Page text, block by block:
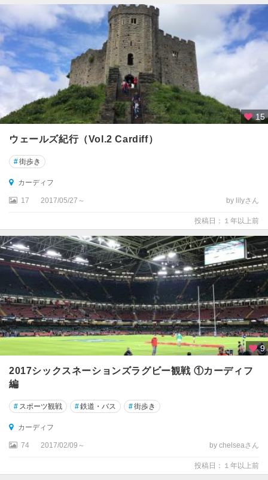
ト
ン
ス
ン
ス
ト
ラ
フ
ー
ド
ア
ポ
エ
イ
ボ
ン
ス
ト
ー
・
ン
・
15
ウェールズ紀行（Vol.2 Cardiff）
#街歩き
カーディフ
17 2017/05/27～ by lilyさん
投稿日：１年以上前
9
2017シックスネーションズラグビー観戦 ①カーディフ
編
# スポーツ観戦 #鉄道・バス #街歩き
カーディフ
74 2017/02/09～ by chelseaさん
投稿日：１年以上前